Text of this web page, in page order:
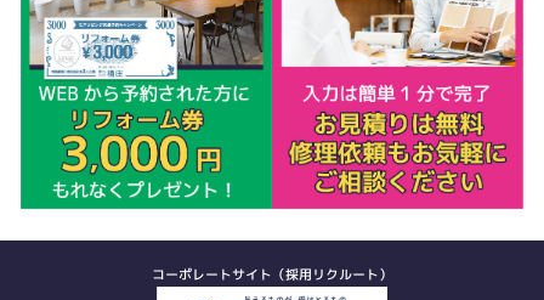
コーポレートサイト（採用リクルート）